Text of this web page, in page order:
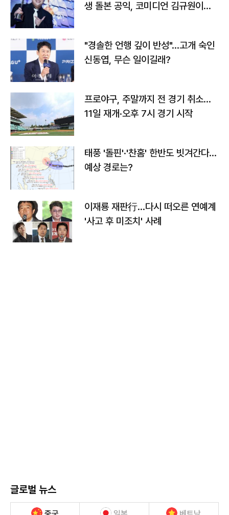
생 돌본 공익, 코미디언 김규원이었
"경솔한 언행 깊이 반성"…고개 숙인
신동엽, 무슨 일이길래?
프로야구, 주말까지 전 경기 취소…
11일 재개·오후 7시 경기 시작
태풍 '돌핀'·'찬홈' 한반도 빗겨간다…
예상 경로는?
이재룡 재판行…다시 떠오른 연예계
'사고 후 미조치' 사례
글로벌 뉴스